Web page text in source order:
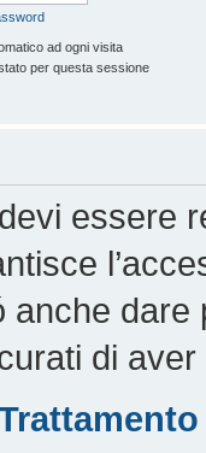
ad ogni visita
per questa sessione
essere
anche
di